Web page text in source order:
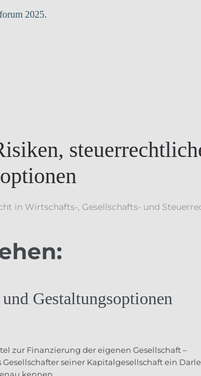
2025.
in Wirtschafts-, Gesellschafts- und
Gestaltungsoptionen
zur Finanzierung der eigenen Gesellschaft –
seiner Kapitalgesellschaft ein